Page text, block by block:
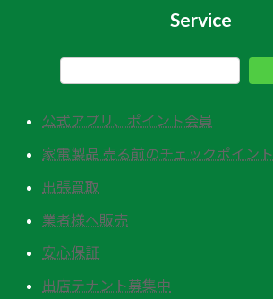
Service
公式アプリ、ポイント会員
家電製品 売る前のチェックポイント
出張買取
業者様へ販売
安心保証
出店テナント募集中